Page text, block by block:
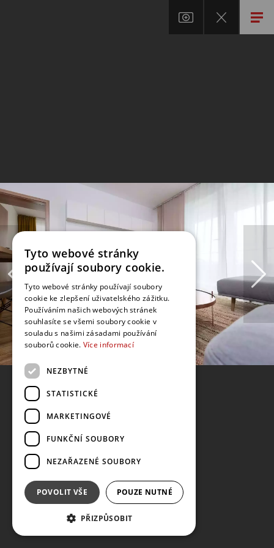
Tyto webové stránky
používají soubory cookie.
Tyto webové stránky používají soubory
cookie ke zlepšení uživatelského zážitku.
Používáním našich webových stránek
souhlasíte se všemi soubory cookie v
souladu s našimi zásadami používání
souborů cookie. Více informací
NEZBYTNÉ
STATISTICKÉ
MARKETINGOVÉ
FUNKČNÍ SOUBORY
NEZAŘAZENÉ SOUBORY
POVOLIT VŠE POUZE NUTNÉ
PŘIZPŮSOBIT